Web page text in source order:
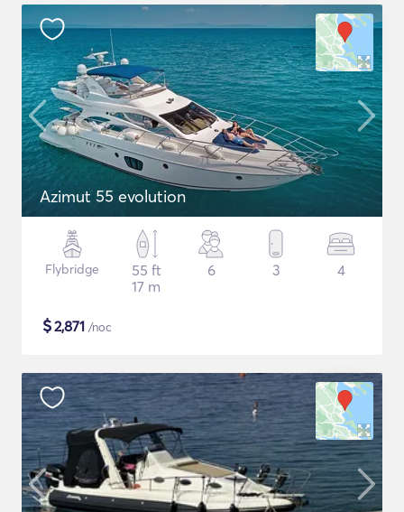
Azimut 55 evolution
Flybridge
55 ft
17 m
6 3 4
$2,871 /noc